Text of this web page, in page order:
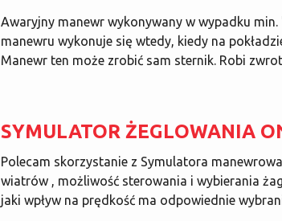
Awaryjny manewr wykonywany w wypadku
manewru wykonuje się wtedy, kiedy na
Manewr ten może zrobić sam sternik. Robi
SYMULATOR ŻEGLOWANIA
Polecam skorzystanie z Symulatora
wiatrów , możliwość sterowania i wybierania
jaki wpływ na prędkość ma odpowiednie